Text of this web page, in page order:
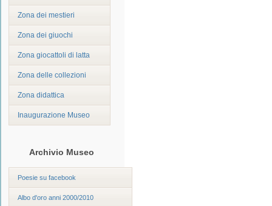
Zona dei mestieri
Zona dei giuochi
Zona giocattoli di latta
Zona delle collezioni
Zona didattica
Inaugurazione Museo
Archivio Museo
Poesie su facebook
Albo d'oro anni 2000/2010